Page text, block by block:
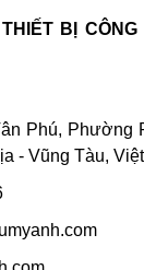
BỊ
Phú, Phường
- Vũng Tàu,